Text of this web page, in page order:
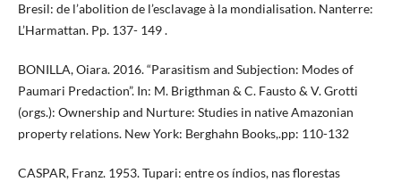
Bresil: de l’abolition de l’esclavage à la mondialisation. Nanterre:
L’Harmattan. Pp. 137- 149 .
BONILLA, Oiara. 2016. “Parasitism and Subjection: Modes of
Paumari Predaction”. In: M. Brigthman & C. Fausto & V. Grotti
(orgs.): Ownership and Nurture: Studies in native Amazonian
property relations. New York: Berghahn Books,.pp: 110-132
CASPAR, Franz. 1953. Tupari: entre os índios, nas florestas